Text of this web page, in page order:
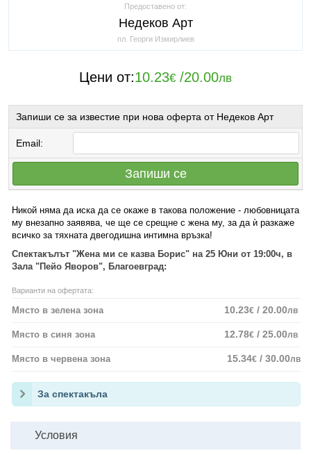
Предоставено от:
Недеков Арт
пл. Георги Измирлиев
Цени от:10.23€ /20.00лв
Запиши се за известие при нова оферта от Недеков Арт
Email:
Запиши се
Никой няма да иска да се окаже в такова положение - любовницата
му внезапно заявява, че ще се срещне с жена му, за да ѝ разкаже
всичко за тяхната двегодишна интимна връзка!
Спектакълът "Жена ми се казва Борис" на 25 Юни от 19:00ч, в
Зала "Пейо Яворов", Благоевград:
Варианти на офертата:
Място в зелена зона 10.23€ / 20.00лв
Място в синя зона 12.78€ / 25.00лв
Място в червена зона 15.34€ / 30.00лв
За спектакъла
Условия